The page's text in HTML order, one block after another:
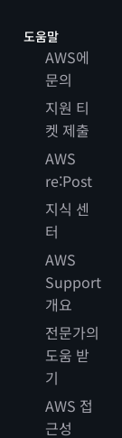
도움말
AWS에
문의
지원 티
켓 제출
AWS
re:Post
지식 센
터
AWS
Support
개요
전문가의
도움 받
기
AWS 접
근성